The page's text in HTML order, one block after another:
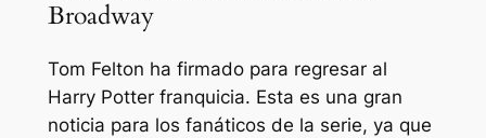
Broadway
Tom Felton ha firmado para regresar al
Harry Potter franquicia. Esta es una gran
noticia para los fanáticos de la serie, ya que